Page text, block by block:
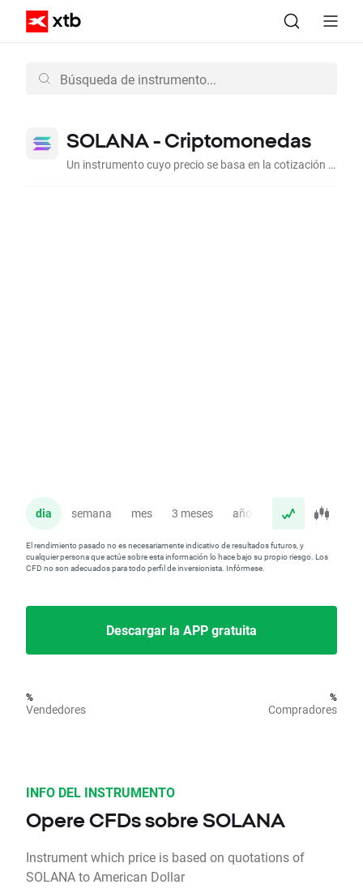
SOLANA - Criptomonedas
Un instrumento cuyo precio se basa en la cotización del SOLANA al dólar estadounidense.
dia semana mes 3 meses año
El rendimiento pasado no es necesariamente indicativo de resultados futuros, y
cualquier persona que actúe sobre esta información lo hace bajo su propio riesgo. Los
CFD no son adecuados para todo perfil de inversionista. Infórmese.
Descargar la APP gratuita
%
Vendedores
%
Compradores
INFO DEL INSTRUMENTO
Opere CFDs sobre SOLANA
Instrument which price is based on quotations of
SOLANA to American Dollar